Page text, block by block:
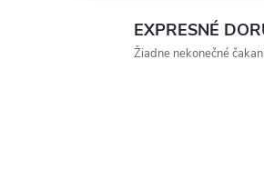
EXPRESNÉ
Žiadne nekonečné